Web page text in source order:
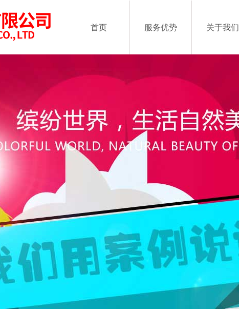
首页 服务优势 关于我们